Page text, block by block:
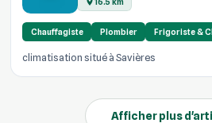
Chauffagiste Plombier Frigoriste &
climatisation situé à Savières
Afficher plus